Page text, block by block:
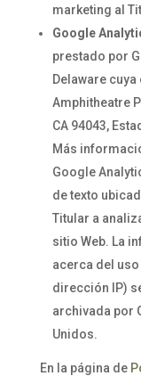
marketing al
Google
prestado por
Delaware
Amphitheatre
CA 94043,
Más
Google
de texto
Titular a
sitio Web. La
acerca del
dirección IP)
archivada por
Unidos.
En la página de